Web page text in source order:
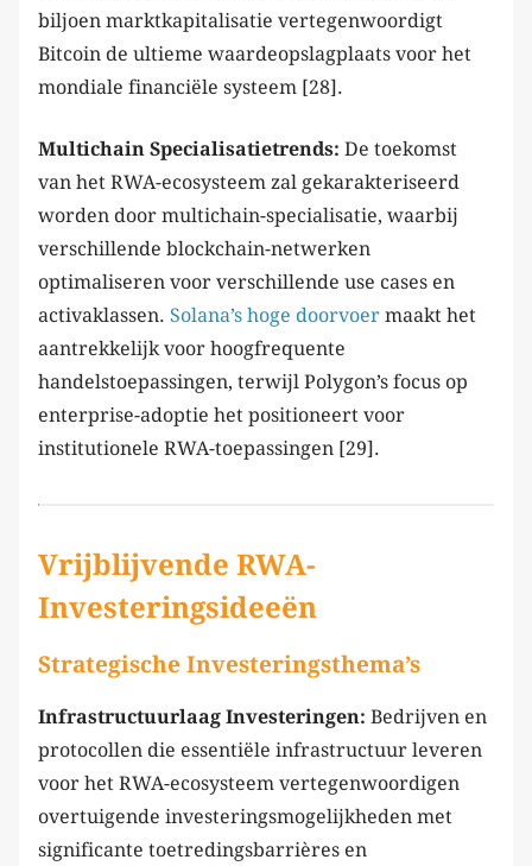
biljoen marktkapitalisatie vertegenwoordigt
Bitcoin de ultieme waardeopslagplaats voor het
mondiale financiële systeem [28].
Multichain Specialisatietrends: De toekomst
van het RWA-ecosysteem zal gekarakteriseerd
worden door multichain-specialisatie, waarbij
verschillende blockchain-netwerken
optimaliseren voor verschillende use cases en
activaklassen. Solana’s hoge doorvoer maakt het
aantrekkelijk voor hoogfrequente
handelstoepassingen, terwijl Polygon’s focus op
enterprise-adoptie het positioneert voor
institutionele RWA-toepassingen [29].
Vrijblijvende RWA-
Investeringsideeën
Strategische Investeringsthema’s
Infrastructuurlaag Investeringen: Bedrijven en
protocollen die essentiële infrastructuur leveren
voor het RWA-ecosysteem vertegenwoordigen
overtuigende investeringsmogelijkheden met
significante toetredingsbarrières en